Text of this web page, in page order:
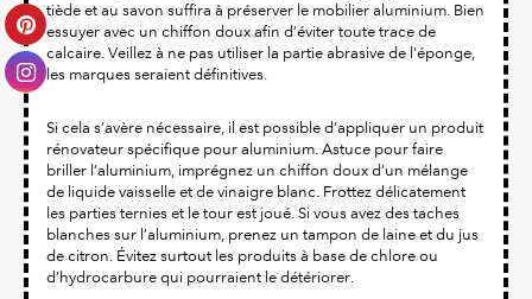
tiède et au savon suffira à préserver le mobilier aluminium. Bien
essuyer avec un chiffon doux afin d’éviter toute trace de
calcaire. Veillez à ne pas utiliser la partie abrasive de l’éponge,
les marques seraient définitives.
Si cela s’avère nécessaire, il est possible d’appliquer un produit
rénovateur spécifique pour aluminium. Astuce pour faire
briller l’aluminium, imprégnez un chiffon doux d’un mélange
de liquide vaisselle et de vinaigre blanc. Frottez délicatement
les parties ternies et le tour est joué. Si vous avez des taches
blanches sur l’aluminium, prenez un tampon de laine et du jus
de citron. Évitez surtout les produits à base de chlore ou
d’hydrocarbure qui pourraient le détériorer.